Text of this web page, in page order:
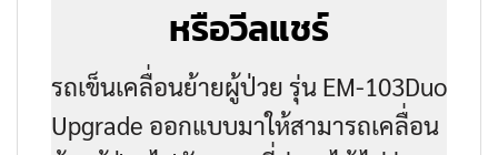
หรือวีลแชร์
รถเข็นเคลื่อนย้ายผู้ป่วย รุ่น EM-103Duo
Upgrade ออกแบบมาให้สามารถเคลื่อน